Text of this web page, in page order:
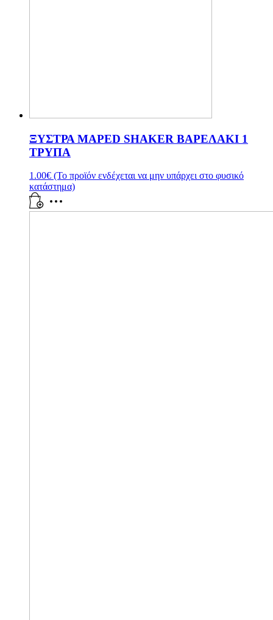
ΞΥΣΤΡΑ MAPED SHAKER ΒΑΡΕΛΑΚΙ 1
ΤΡΥΠΑ
1.00€ (Το προϊόν ενδέχεται να μην υπάρχει στο φυσικό
κατάστημα)